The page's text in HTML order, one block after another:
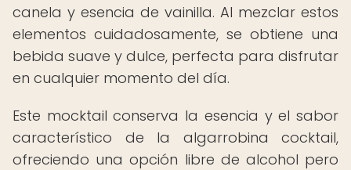
canela y esencia de vainilla. Al mezclar estos
elementos cuidadosamente, se obtiene una
bebida suave y dulce, perfecta para disfrutar
en cualquier momento del día.
Este mocktail conserva la esencia y el sabor
característico de la algarrobina cocktail,
ofreciendo una opción libre de alcohol pero